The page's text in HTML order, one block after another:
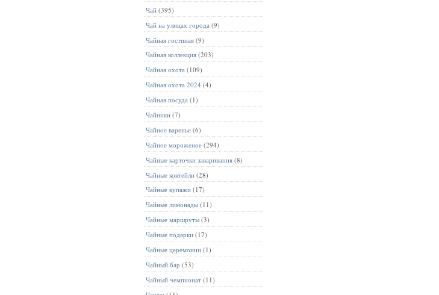
Чай (395)
Чай на улицах города (9)
Чайная гостиная (9)
Чайная коллекция (203)
Чайная охота (109)
Чайная охота 2024 (4)
Чайная посуда (1)
Чайники (7)
Чайное варенье (6)
Чайное мороженое (294)
Чайные карточки заваривания (8)
Чайные коктейли (28)
Чайные купажи (17)
Чайные лимонады (11)
Чайные маршруты (3)
Чайные подарки (17)
Чайные церемонии (1)
Чайный бар (53)
Чайный чемпионат (11)